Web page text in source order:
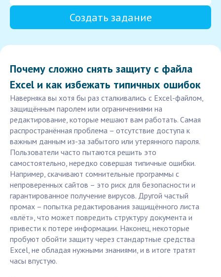
Создать задание
Почему сложно снять защиту с файла
Excel и как избежать типичных ошибок
Наверняка вы хотя бы раз сталкивались с Excel-файлом,
защищённым паролем или ограничениями на
редактирование, которые мешают вам работать. Самая
распространённая проблема – отсутствие доступа к
важным данным из-за забытого или утерянного пароля.
Пользователи часто пытаются решить это
самостоятельно, нередко совершая типичные ошибки.
Например, скачивают сомнительные программы с
непроверенных сайтов – это риск для безопасности и
гарантированное получение вирусов. Другой частый
промах – попытка редактирования защищённого листа
«влёт», что может повредить структуру документа и
привести к потере информации. Наконец, некоторые
пробуют обойти защиту через стандартные средства
Excel, не обладая нужными знаниями, и в итоге тратят
часы впустую.